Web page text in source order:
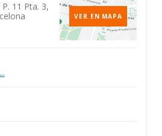
11 Pta. 3,
VER EN MAPA